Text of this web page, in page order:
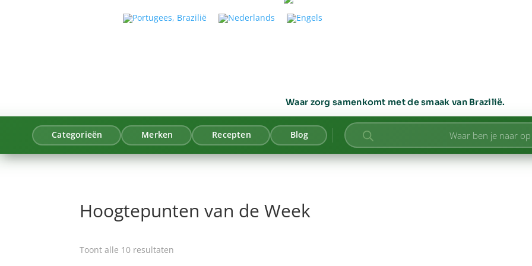
Waar zorg samenkomt met de smaak van Brazilië.
Categorieën Merken Recepten Blog Producten
zoeken
Hoogtepunten van de Week
Toont alle 10 resultaten